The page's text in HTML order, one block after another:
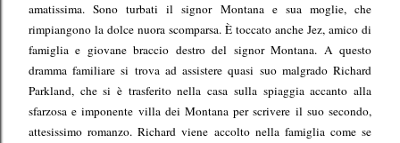
amatissima. Sono turbati il signor Montana e sua moglie, che
rimpiangono la dolce nuora scomparsa. È toccato anche Jez, amico di
famiglia e giovane braccio destro del signor Montana. A questo
dramma familiare si trova ad assistere quasi suo malgrado Richard
Parkland, che si è trasferito nella casa sulla spiaggia accanto alla
sfarzosa e imponente villa dei Montana per scrivere il suo secondo,
attesissimo romanzo. Richard viene accolto nella famiglia come se